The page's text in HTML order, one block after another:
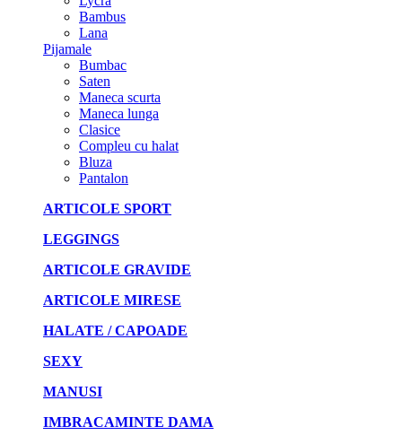
Bambus
Lana
Pijamale
Bumbac
Saten
Maneca scurta
Maneca lunga
Clasice
Compleu cu halat
Bluza
Pantalon
ARTICOLE SPORT
LEGGINGS
ARTICOLE GRAVIDE
ARTICOLE MIRESE
HALATE / CAPOADE
SEXY
MANUSI
IMBRACAMINTE DAMA